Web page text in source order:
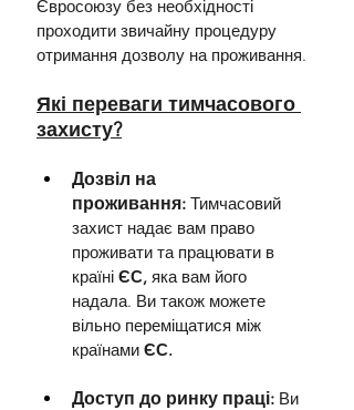
Євросоюзу без необхідності
проходити звичайну процедуру
отримання дозволу на проживання.
Які переваги тимчасового
захисту?
Дозвіл на
проживання: Тимчасовий
захист надає вам право
проживати та працювати в
країні ЄС, яка вам його
надала. Ви також можете
вільно переміщатися між
країнами ЄС.
Доступ до ринку праці: Ви